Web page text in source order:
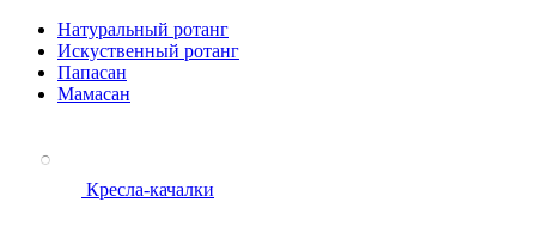
Натуральный ротанг
Искуственный ротанг
Папасан
Мамасан
Кресла-качалки